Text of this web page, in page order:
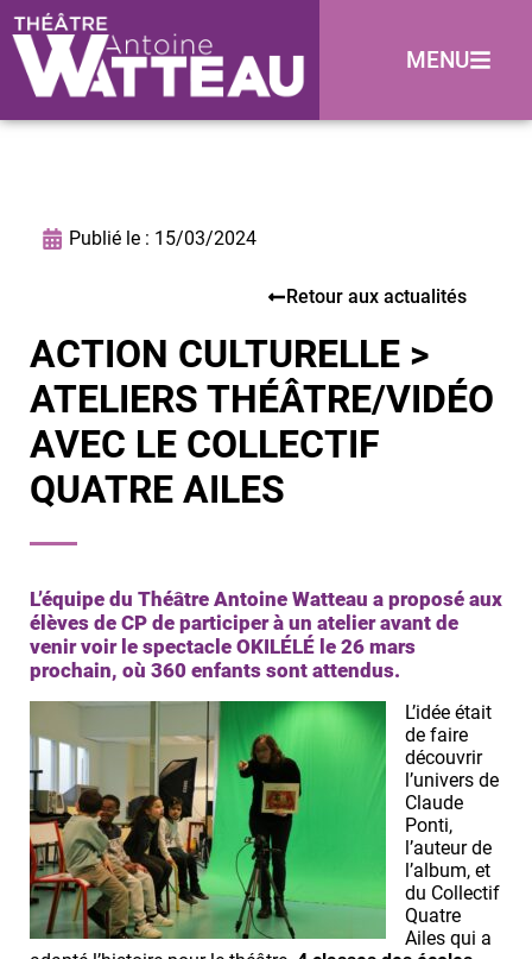
MENU
Publié le : 15/03/2024
Retour aux actualités
ACTION CULTURELLE >
ATELIERS THÉÂTRE/VIDÉO
AVEC LE COLLECTIF
QUATRE AILES
L’équipe du Théâtre Antoine Watteau a proposé aux
élèves de CP de participer à un atelier avant de
venir voir le spectacle OKILÉLÉ le 26 mars
prochain, où 360 enfants sont attendus.
L’idée était
de faire
découvrir
l’univers de
Claude
Ponti,
l’auteur de
l’album, et
du Collectif
Quatre
Ailes qui a